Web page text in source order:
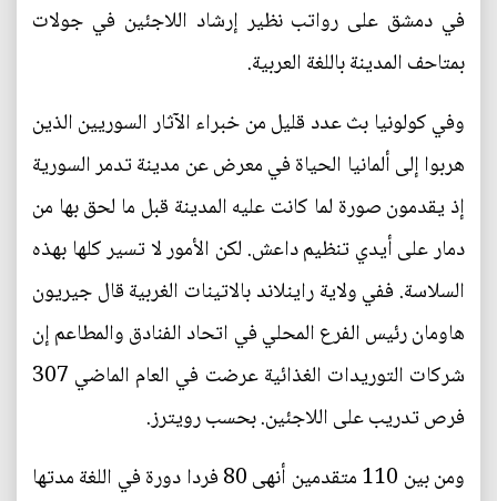
في دمشق على رواتب نظير إرشاد اللاجئين في جولات
بمتاحف المدينة باللغة العربية.
وفي كولونيا بث عدد قليل من خبراء الآثار السوريين الذين
هربوا إلى ألمانيا الحياة في معرض عن مدينة تدمر السورية
إذ يقدمون صورة لما كانت عليه المدينة قبل ما لحق بها من
دمار على أيدي تنظيم داعش. لكن الأمور لا تسير كلها بهذه
السلاسة. ففي ولاية راينلاند بالاتينات الغربية قال جيريون
هاومان رئيس الفرع المحلي في اتحاد الفنادق والمطاعم إن
شركات التوريدات الغذائية عرضت في العام الماضي 307
فرص تدريب على اللاجئين. بحسب رويترز.
ومن بين 110 متقدمين أنهى 80 فردا دورة في اللغة مدتها